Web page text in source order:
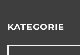
KATEGORIE